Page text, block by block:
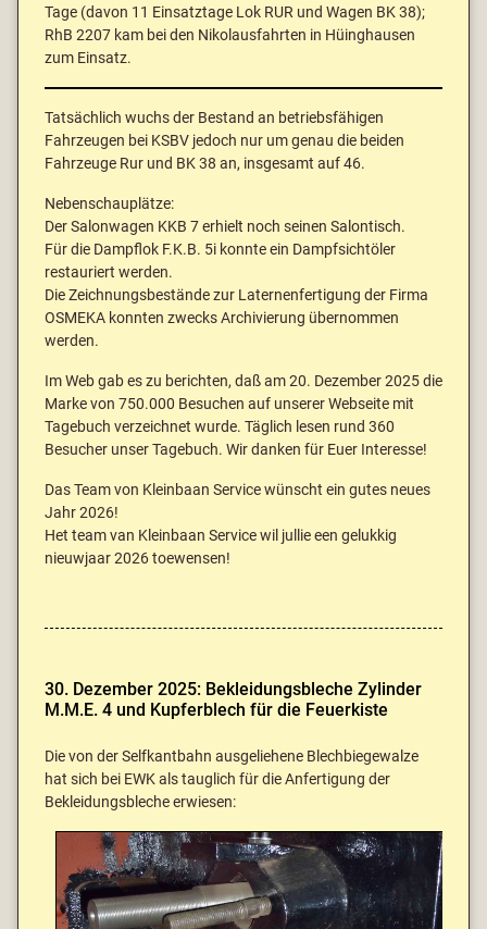
Tage (davon 11 Einsatztage Lok RUR und Wagen BK 38);
RhB 2207 kam bei den Nikolausfahrten in Hüinghausen
zum Einsatz.
Tatsächlich wuchs der Bestand an betriebsfähigen
Fahrzeugen bei KSBV jedoch nur um genau die beiden
Fahrzeuge Rur und BK 38 an, insgesamt auf 46.
Nebenschauplätze:
Der Salonwagen KKB 7 erhielt noch seinen Salontisch.
Für die Dampflok F.K.B. 5i konnte ein Dampfsichtöler
restauriert werden.
Die Zeichnungsbestände zur Laternenfertigung der Firma
OSMEKA konnten zwecks Archivierung übernommen
werden.
Im Web gab es zu berichten, daß am 20. Dezember 2025 die
Marke von 750.000 Besuchen auf unserer Webseite mit
Tagebuch verzeichnet wurde. Täglich lesen rund 360
Besucher unser Tagebuch. Wir danken für Euer Interesse!
Das Team von Kleinbaan Service wünscht ein gutes neues
Jahr 2026!
Het team van Kleinbaan Service wil jullie een gelukkig
nieuwjaar 2026 toewensen!
30. Dezember 2025: Bekleidungsbleche Zylinder
M.M.E. 4 und Kupferblech für die Feuerkiste
Die von der Selfkantbahn ausgeliehene Blechbiegewalze
hat sich bei EWK als tauglich für die Anfertigung der
Bekleidungsbleche erwiesen: